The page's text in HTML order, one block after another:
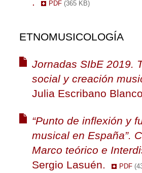
PDF(365 KB)
ETNOMUSICOLOGÍA
Jornadas SIbE 2019.
social y creación
Julia Escribano
“Punto de inflexión y
musical en España”.
Marco teórico e
Sergio Lasuén.
PDF